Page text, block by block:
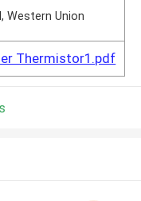
Western Union
Thermistor1.pdf